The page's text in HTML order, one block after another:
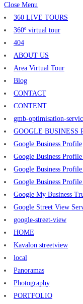
Close Menu
360 LIVE TOURS
360º virtual tour
404
ABOUT US
Area Virtual Tour
Blog
CONTACT
CONTENT
gmb-optimisation-
GOOGLE BUSINESS
Google Business Profile
Google Business
Google Business
Google Business
Google My Business
Google Street View
google-street-view
HOME
Kavalon streetview
local
Panoramas
Photography
PORTFOLIO